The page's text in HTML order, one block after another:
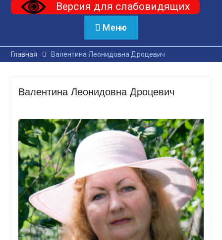
Версия для слабовидящих
Меню
Главная Валентина Леонидовна Дроцевич
Валентина Леонидовна Дроцевич